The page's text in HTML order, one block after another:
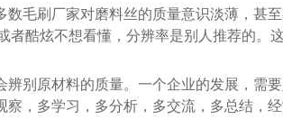
刷厂家对磨料丝的质量意识淡薄，甚
者酷炫不想看懂，分辨率是别人推荐的。
别原材料的质量。一个企业的发展，需
察，多学习，多分析，多交流，多总结，